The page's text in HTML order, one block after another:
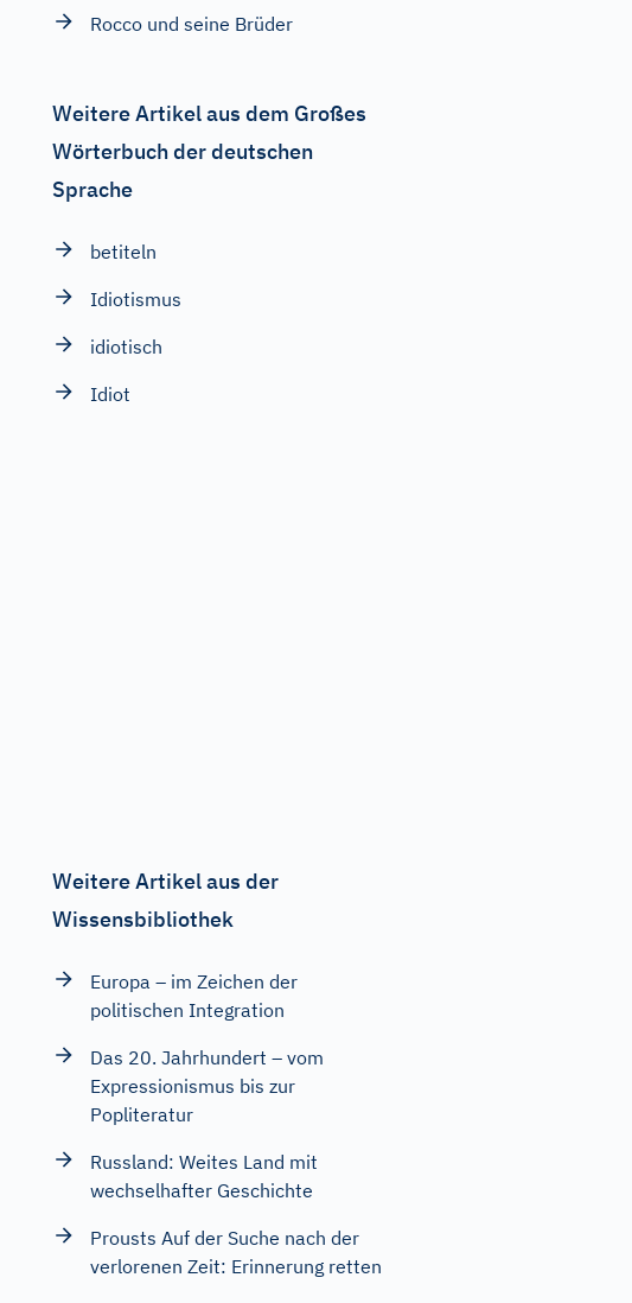
Rocco und seine Brüder
Weitere Artikel aus dem Großes
Wörterbuch der deutschen
Sprache
betiteln
Idiotismus
idiotisch
Idiot
Weitere Artikel aus der
Wissensbibliothek
Europa – im Zeichen der
politischen Integration
Das 20. Jahrhundert – vom
Expressionismus bis zur
Popliteratur
Russland: Weites Land mit
wechselhafter Geschichte
Prousts Auf der Suche nach der
verlorenen Zeit: Erinnerung retten